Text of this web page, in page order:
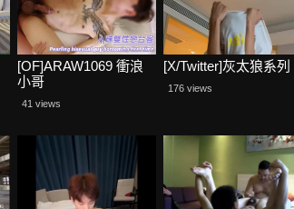
[OF]ARAW1069 衝浪
小哥
41 views
[X/Twitter]灰太狼系列
176 views